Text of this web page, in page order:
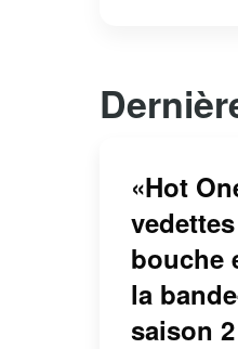
«Hot
bouche
la
saison 2